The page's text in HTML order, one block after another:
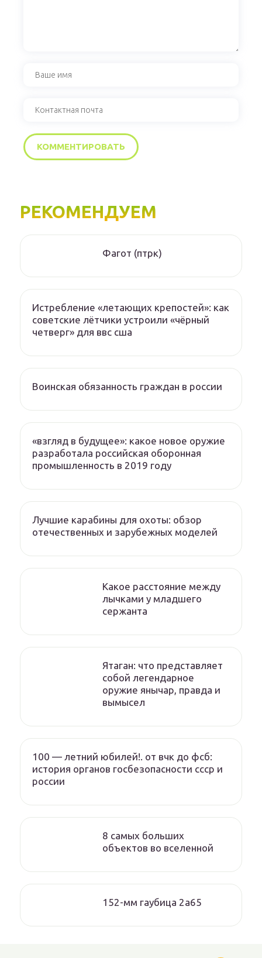
РЕКОМЕНДУЕМ
Фагот (птрк)
Истребление «летающих крепостей»: как
советские лётчики устроили «чёрный
четверг» для ввс сша
Воинская обязанность граждан в россии
«взгляд в будущее»: какое новое оружие
разработала российская оборонная
промышленность в 2019 году
Лучшие карабины для охоты: обзор
отечественных и зарубежных моделей
Какое расстояние между
лычками у младшего
сержанта
Ятаган: что представляет
собой легендарное
оружие янычар, правда и
вымысел
100 — летний юбилей!. от вчк до фсб:
история органов госбезопасности ссср и
россии
8 самых больших
объектов во вселенной
152-мм гаубица 2а65